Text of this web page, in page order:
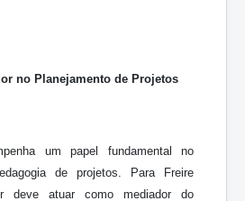
no Planejamento de Projetos
um papel fundamental no
de projetos. Para Freire
deve atuar como mediador do